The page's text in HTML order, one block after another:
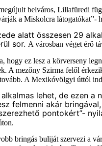
belváros, Lillafüredi
a Miskolcra látogatókat”-
alatt összesen 29
sor. A városban véget érő
hogy ez lesz a körverseny
A mezőny Szirma felől
A Mexikóvölgyi úttól
lehet, de ezen
felmenni akár
pontokért”-
bringás buliját szervezi a